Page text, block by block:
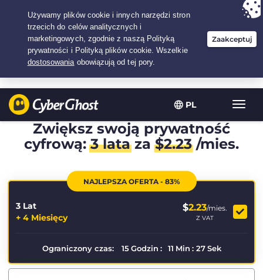
PL
Twój wybór:Najlepsza umowana3.3333333333333-lat w$
/miesiąc
Zwiększ swoją prywatność
cyfrową:3 lataza$2.23/mies.
NAJLEPSZA OFERTA - 83%
3 Lat
+ 4 Miesięcy
$2.23/mies.
Z VAT
Ograniczony czas: 15 Godzin : 11 Min : 26 Sek